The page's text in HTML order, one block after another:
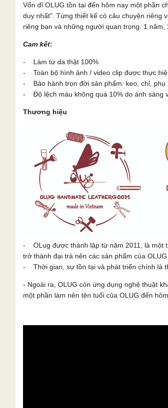
Vốn dĩ OLUG tồn tại đến hôm nay một phần
duy nhất". Từng thiết kế có câu chuyện riêng
riêng bạn và những người quan trọng. 1
Cam kết:
- Làm từ da thật 100%
- Toàn bộ hình ảnh / video clip được thực
- Bảo hành trọn đời sản phẩm: keo, chỉ, phụ
- Độ lệch màu không quá 10% do ánh sáng
Thương hiệu
- OLug được thành lập từ năm 2011, là một
trở thành đại trà nên các sản phẩm của
- Thời gian, sự tồn tại và phát triển chính là
- Ngoài ra, OLUG còn ứng dụng nghệ thuật
một phần làm nên tên tuổi của OLUG đến